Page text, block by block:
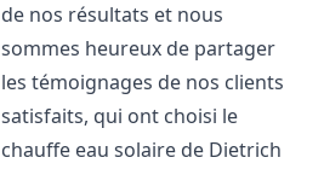
de nos résultats et nous
sommes heureux de partager
les témoignages de nos clients
satisfaits, qui ont choisi le
chauffe eau solaire de Dietrich